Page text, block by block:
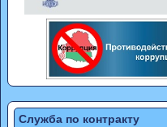
Служба по контракту